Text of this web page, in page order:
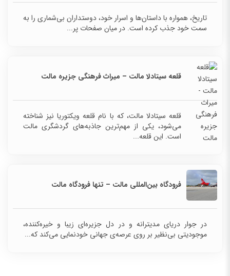
تاریخ، همواره با داستان‌ها و اسرار خود، دوستداران بی‌شماری را به
سمت خود جذب کرده است. در میان صفحات پر...
قلعه سیتادلا مالت – میراث فرهنگی جزیره مالت
قلعه سیتادلا مالت، که با نام قلعه ویکتوریا نیز شناخته
می‌شود، یکی از مهم‌ترین جاذبه‌های گردشگری مالت
است. این قلعه...
فرودگاه بین‌المللی مالت – تنها فرودگاه مالت
در جوار دریای مدیترانه و در دل جزیره‌ای زیبا و خیره‌کننده،
موجودیتی بی‌نظیر بر روی عرصه‌ی جهانی خودنمایی می‌کند که...